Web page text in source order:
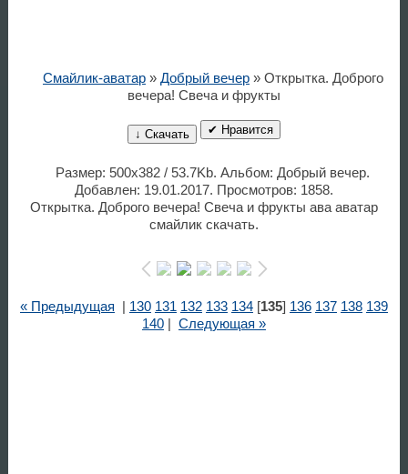
Смайлик-аватар» Добрый вечер» Открытка. Доброго
вечера! Свеча и фрукты
↓ Скачать ✔ Нравится
Размер: 500x382 / 53.7Kb. Альбом: Добрый вечер.
Добавлен: 19.01.2017. Просмотров: 1858.
Открытка. Доброго вечера! Свеча и фрукты ава аватар
смайлик скачать.
« Предыдущая 130 131 132 133 134[135] 136 137 138 139
140| Следующая »